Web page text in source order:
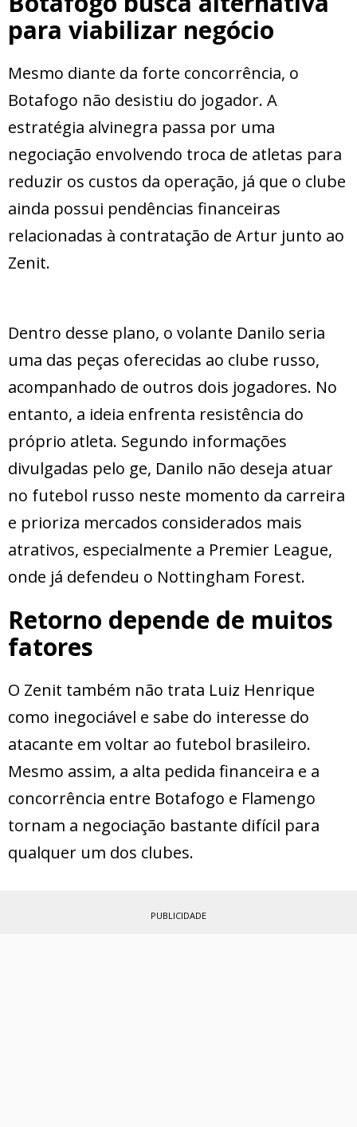
para viabilizar negócio
Mesmo diante da forte concorrência, o
Botafogo não desistiu do jogador. A
estratégia alvinegra passa por uma
negociação envolvendo troca de atletas para
reduzir os custos da operação, já que o clube
ainda possui pendências financeiras
relacionadas à contratação de Artur junto ao
Zenit.
Dentro desse plano, o volante Danilo seria
uma das peças oferecidas ao clube russo,
acompanhado de outros dois jogadores. No
entanto, a ideia enfrenta resistência do
próprio atleta. Segundo informações
divulgadas pelo ge, Danilo não deseja atuar
no futebol russo neste momento da carreira
e prioriza mercados considerados mais
atrativos, especialmente a Premier League,
onde já defendeu o Nottingham Forest.
Retorno depende de muitos
fatores
O Zenit também não trata Luiz Henrique
como inegociável e sabe do interesse do
atacante em voltar ao futebol brasileiro.
Mesmo assim, a alta pedida financeira e a
concorrência entre Botafogo e Flamengo
tornam a negociação bastante difícil para
qualquer um dos clubes.
PUBLICIDADE